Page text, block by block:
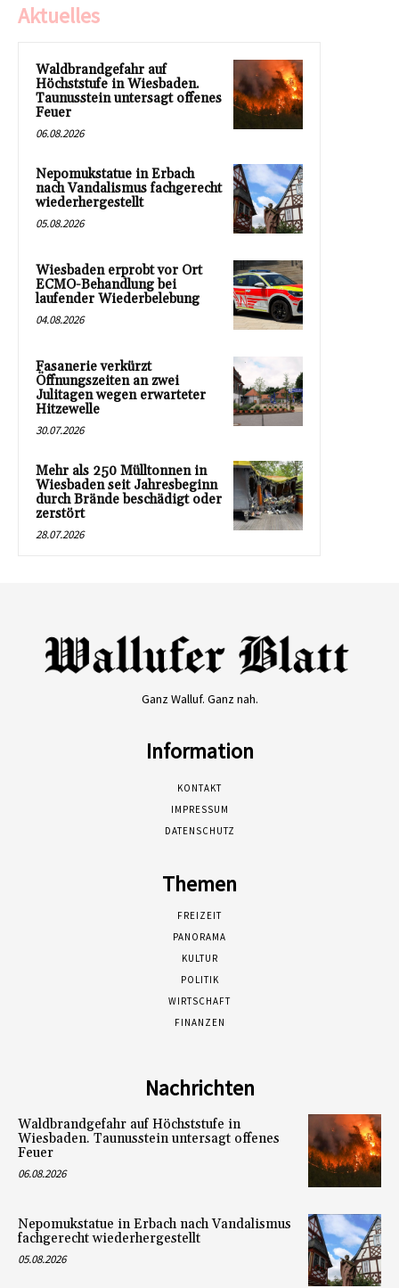
Aktuelles
Waldbrandgefahr auf
Höchststufe in Wiesbaden.
Taunusstein untersagt offenes
Feuer
06.08.2026
Nepomukstatue in Erbach
nach Vandalismus fachgerecht
wiederhergestellt
05.08.2026
Wiesbaden erprobt vor Ort
ECMO-Behandlung bei
laufender Wiederbelebung
04.08.2026
Fasanerie verkürzt
Öffnungszeiten an zwei
Julitagen wegen erwarteter
Hitzewelle
30.07.2026
Mehr als 250 Mülltonnen in
Wiesbaden seit Jahresbeginn
durch Brände beschädigt oder
zerstört
28.07.2026
Ganz Walluf. Ganz nah.
Information
KONTAKT
IMPRESSUM
DATENSCHUTZ
Themen
FREIZEIT
PANORAMA
KULTUR
POLITIK
WIRTSCHAFT
FINANZEN
Nachrichten
Waldbrandgefahr auf Höchststufe in
Wiesbaden. Taunusstein untersagt offenes
Feuer
06.08.2026
Nepomukstatue in Erbach nach Vandalismus
fachgerecht wiederhergestellt
05.08.2026